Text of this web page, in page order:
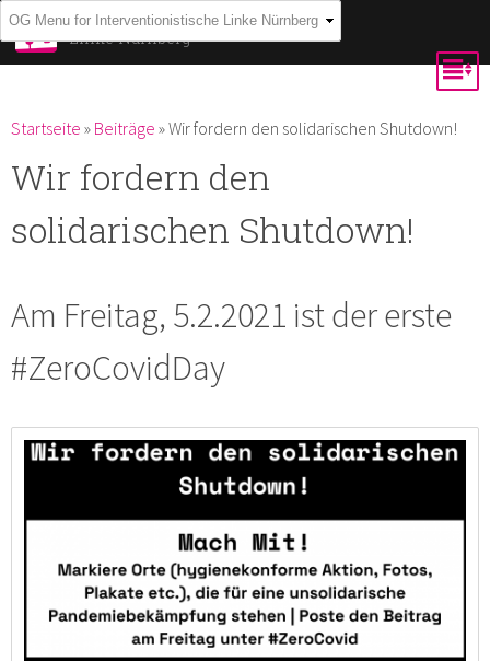
Direkt
zum
Inhalt
Interventionistische
Linke Nürnberg
Du bist hier
Startseite » Beiträge »Wir fordern den solidarischen Shutdown!
Wir fordern den
solidarischen Shutdown!
Am Freitag, 5.2.2021 ist der erste
#ZeroCovidDay